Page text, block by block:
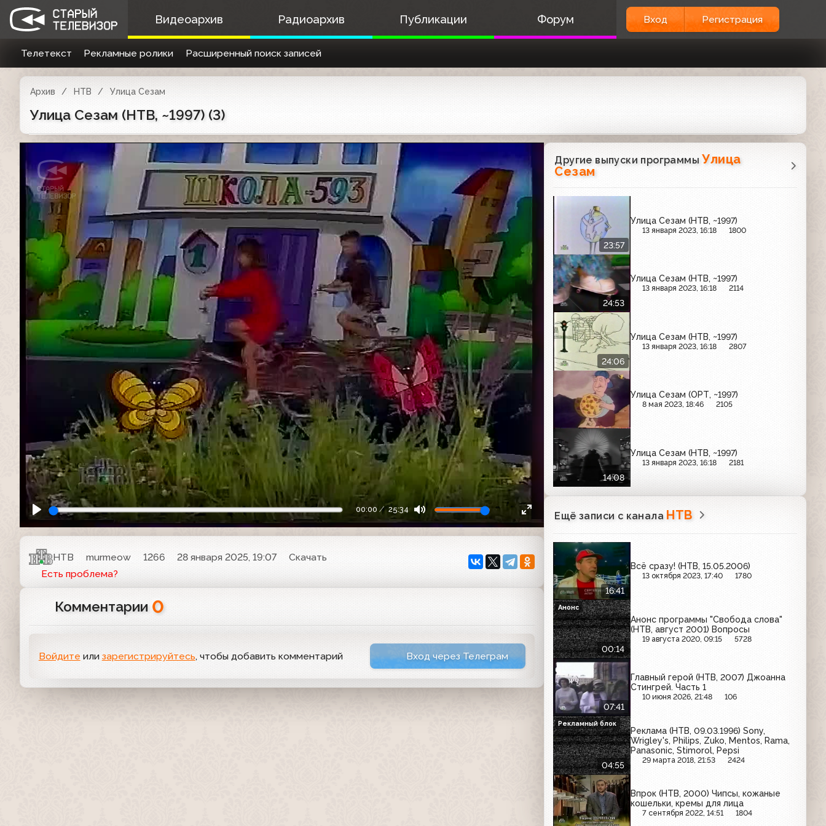
Видеоархив Радиоархив Публикации Форум Вход Регистрация
Телетекст Рекламные ролики Расширенный поиск записей
Архив НТВ Улица Сезам
Улица Сезам (НТВ, ~1997) (3)
00:00 25:34
НТВ murmeow 1266 28 января 2025, 19:07
Скачать
Есть проблема?
Комментарии 0
Войдите или зарегистрируйтесь, чтобы добавить комментарий Вход через Телеграм
Другие выпуски программы Улица
Сезам
23:57
Улица Сезам (НТВ, ~1997)
13 января 2023, 16:18 1800
24:53
Улица Сезам (НТВ, ~1997)
13 января 2023, 16:18 2114
24:06
Улица Сезам (НТВ, ~1997)
13 января 2023, 16:18 2807
Улица Сезам (ОРТ, ~1997)
8 мая 2023, 18:46 2105
14:08
Улица Сезам (НТВ, ~1997)
13 января 2023, 16:18 2181
Ещё записи с канала НТВ
16:41
Всё сразу! (НТВ, 15.05.2006)
13 октября 2023, 17:40 1780
00:14
Анонс программы "Свобода слова"
(НТВ, август 2001) Вопросы
19 августа 2020, 09:15 5728
Анонс
07:41
Главный герой (НТВ, 2007) Джоанна
Стингрей. Часть 1
10 июня 2026, 21:48 106
04:55
Реклама (НТВ, 09.03.1996) Sony,
Wrigley's, Philips, Zuko, Mentos, Rama,
Panasonic, Stimorol, Pepsi
29 марта 2018, 21:53 2424
Рекламный блок
Впрок (НТВ, 2000) Чипсы, кожаные
кошельки, кремы для лица
7 сентября 2022, 14:51 1804